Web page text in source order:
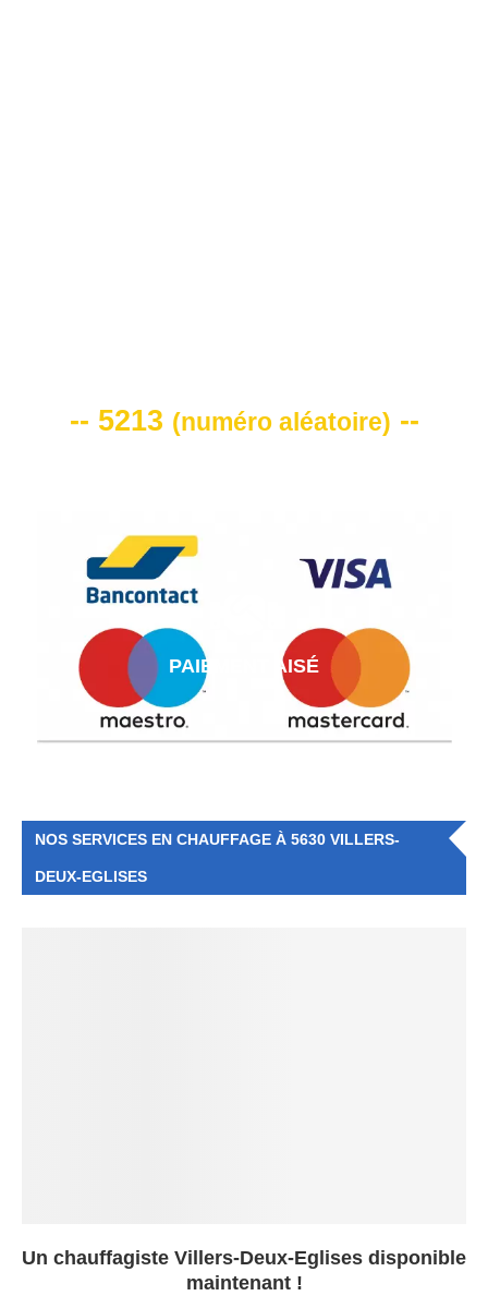
-- 5213 (numéro aléatoire) --
PAIEMENT AISÉ
NOS SERVICES EN CHAUFFAGE À 5630 VILLERS-
DEUX-EGLISES
Un chauffagiste Villers-Deux-Eglises disponible
maintenant !